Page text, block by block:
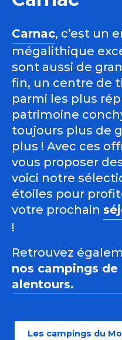
Carnac, c’est un
mégalithique
sont aussi de
fin, un centre de
parmi les plus
patrimoine
toujours plus de
plus ! Avec ces
vous proposer
voici notre
étoiles pour
votre prochain
!
Retrouvez
nos campings de
alentours.
Les campings du